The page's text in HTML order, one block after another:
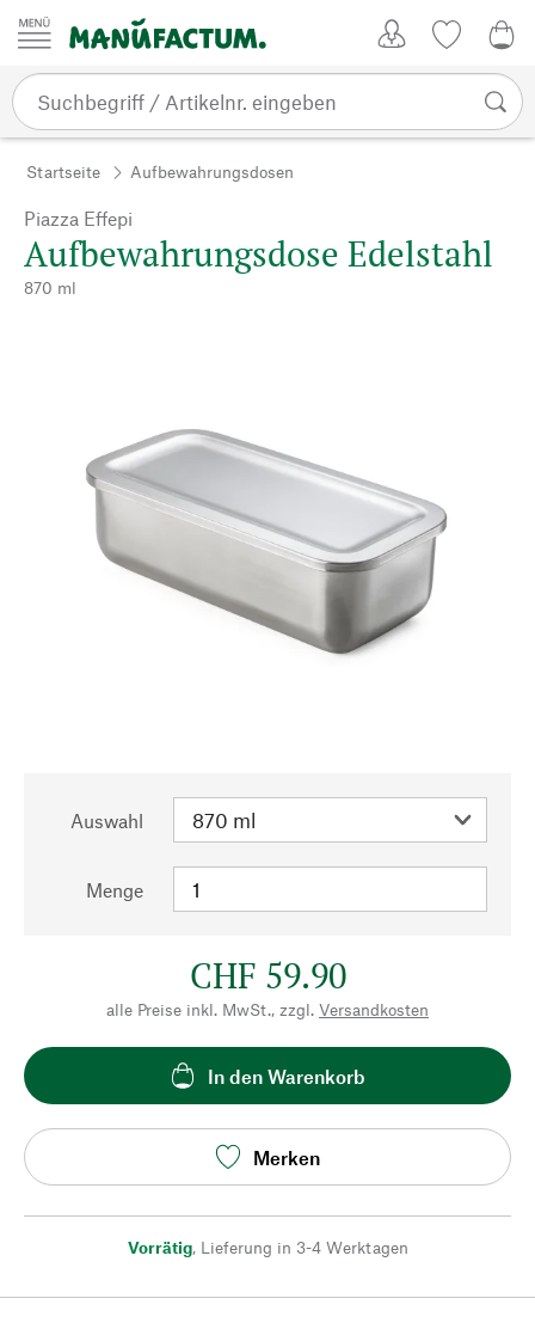
Zum Inhalt springen
Startseite Aufbewahrungsdosen
Piazza Effepi
Aufbewahrungsdose Edelstahl
870 ml
Auswahl
Menge
CHF 59.90
alle Preise inkl. MwSt., zzgl. Versandkosten
In den Warenkorb
Merken
Vorrätig, Lieferung in 3-4 Werktagen